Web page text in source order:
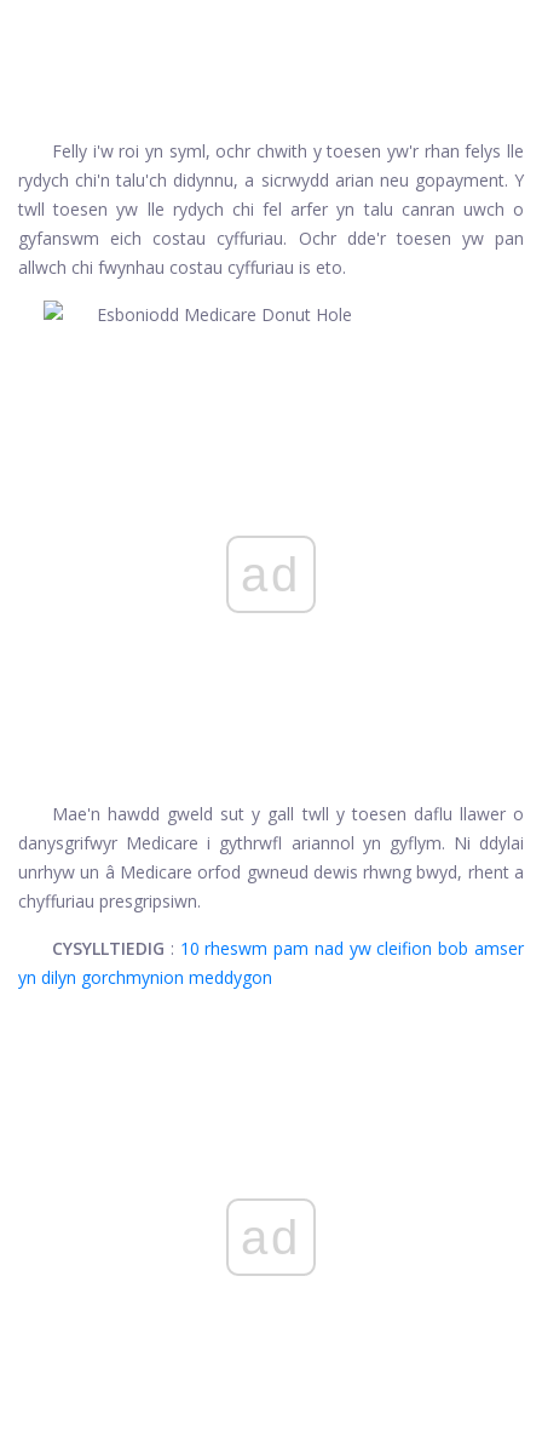
Felly i'w roi yn syml, ochr chwith y toesen yw'r rhan felys lle
rydych chi'n talu'ch didynnu, a sicrwydd arian neu gopayment. Y
twll toesen yw lle rydych chi fel arfer yn talu canran uwch o
gyfanswm eich costau cyffuriau. Ochr dde'r toesen yw pan
allwch chi fwynhau costau cyffuriau is eto.
ad
Mae'n hawdd gweld sut y gall twll y toesen daflu llawer o
danysgrifwyr Medicare i gythrwfl ariannol yn gyflym. Ni ddylai
unrhyw un â Medicare orfod gwneud dewis rhwng bwyd, rhent a
chyffuriau presgripsiwn.
CYSYLLTIEDIG : 10 rheswm pam nad yw cleifion bob amser
yn dilyn gorchmynion meddygon
ad